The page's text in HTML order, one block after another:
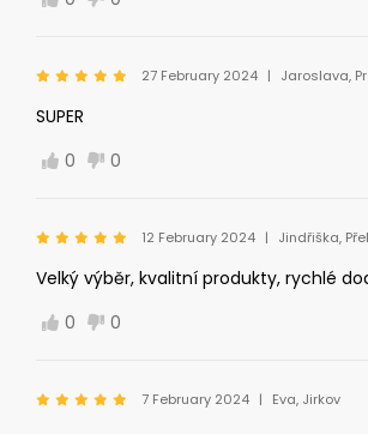
27 February 2024 Jaroslava,
SUPER
0
0
12 February 2024 Jindřiška,
Velký výběr, kvalitní produkty, rychlé
0
0
7 February 2024 Eva, Jirkov